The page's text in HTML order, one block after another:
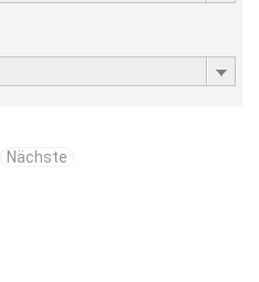
Nächste